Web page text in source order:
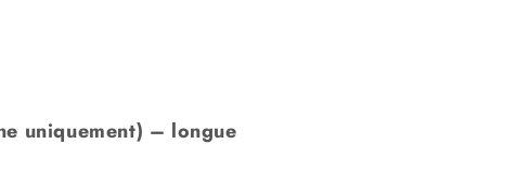
uniquement) – longue